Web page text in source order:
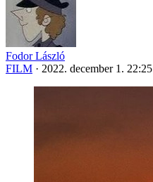
Fodor László
FILM · 2022. december 1. 22:25